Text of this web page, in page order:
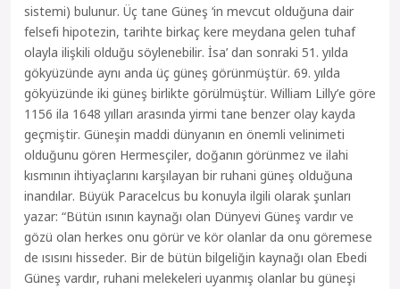
sistemi) bulunur. Üç tane Güneş ‘in mevcut olduğuna dair
felsefi hipotezin, tarihte birkaç kere meydana gelen tuhaf
olayla ilişkili olduğu söylenebilir. İsa’ dan sonraki 51. yılda
gökyüzünde aynı anda üç güneş görünmüştür. 69. yılda
gökyüzünde iki güneş birlikte görülmüştür. William Lilly’e göre
1156 ila 1648 yılları arasında yirmi tane benzer olay kayda
geçmiştir. Güneşin maddi dünyanın en önemli velinimeti
olduğunu gören Hermesçiler, doğanın görünmez ve ilahi
kısmının ihtiyaçlarını karşılayan bir ruhani güneş olduğuna
inandılar. Büyük Paracelcus bu konuyla ilgili olarak şunları
yazar: “Bütün ısının kaynağı olan Dünyevi Güneş vardır ve
gözü olan herkes onu görür ve kör olanlar da onu göremese
de ısısını hisseder. Bir de bütün bilgeliğin kaynağı olan Ebedi
Güneş vardır, ruhani melekeleri uyanmış olanlar bu güneşi